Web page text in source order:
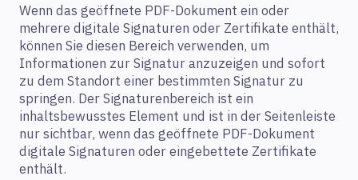
Wenn das geöffnete PDF-Dokument ein oder
mehrere digitale Signaturen oder Zertifikate enthält,
können Sie diesen Bereich verwenden, um
Informationen zur Signatur anzuzeigen und sofort
zu dem Standort einer bestimmten Signatur zu
springen. Der Signaturenbereich ist ein
inhaltsbewusstes Element und ist in der Seitenleiste
nur sichtbar, wenn das geöffnete PDF-Dokument
digitale Signaturen oder eingebettete Zertifikate
enthält.